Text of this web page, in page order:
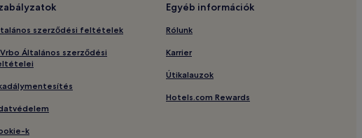
szerződési feltételek
Általános szerződési
k
Egyéb információk
Rólunk
Karrier
Útikalauzok
Hotels.com Rewards